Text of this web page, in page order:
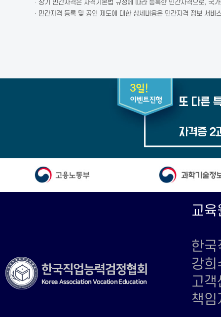
· 상기 민간자격은 자격기본법 규정에 따라 등록한 민간자격으로, 국
· 민간자격 등록 및 공인 제도에 대한 상세내용은 민간자격 정보 서
교
한
강
고
책